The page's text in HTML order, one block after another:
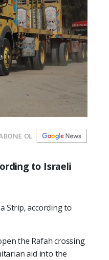
OL
to Israeli
Strip, according to
the Rafah crossing
aid into the